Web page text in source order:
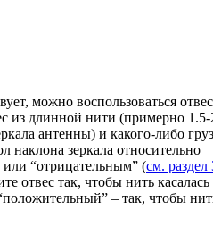
можно воспользоваться
из длинной нити (примерно 1.5-
антенны) и какого-либо
наклона зеркала относительно
“отрицательным” (см. раздел
отвес так, чтобы нить касалась
– так, чтобы